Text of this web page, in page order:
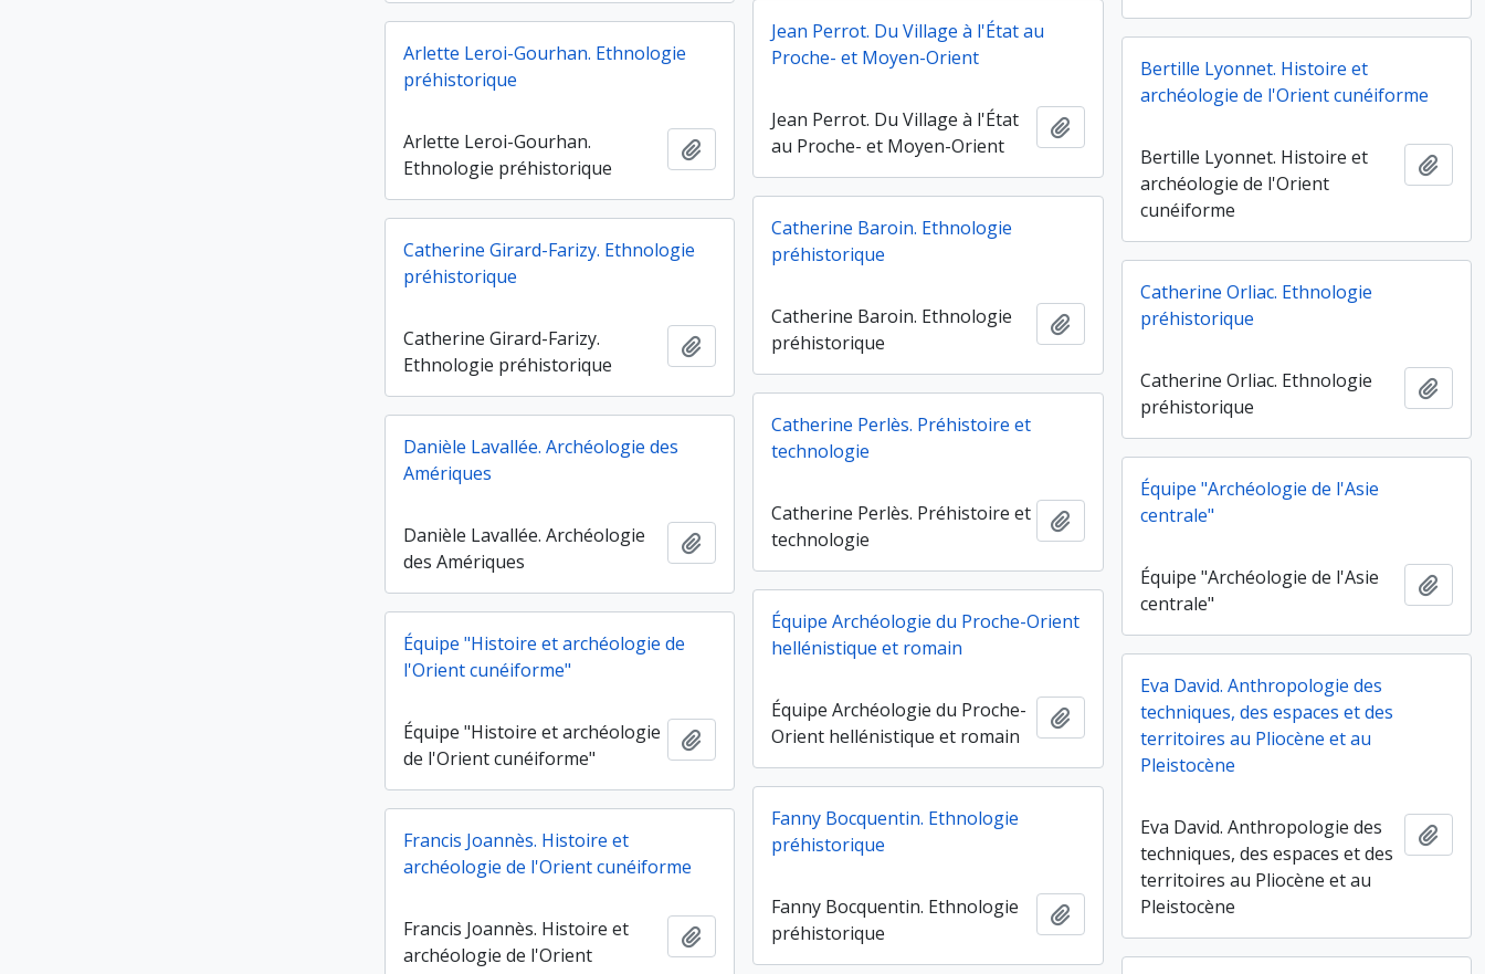
Jean Perrot. Du Village à l'État au
Proche- et Moyen-Orient
Jean Perrot. Du Village à l'État
au Proche- et Moyen-Orient
Ajouter au presse-papier
Arlette Leroi-Gourhan. Ethnologie
préhistorique
Arlette Leroi-Gourhan.
Ethnologie préhistorique
Ajouter au presse-papier
Bertille Lyonnet. Histoire et
archéologie de l'Orient cunéiforme
Bertille Lyonnet. Histoire et
archéologie de l'Orient
cunéiforme
Catherine Baroin. Ethnologie
préhistorique
Catherine Baroin. Ethnologie
préhistorique
Ajouter au presse-papier
Catherine Girard-Farizy. Ethnologie
préhistorique
Catherine Girard-Farizy.
Ethnologie préhistorique
Ajouter au presse-papier
Catherine Orliac. Ethnologie
préhistorique
Catherine Orliac. Ethnologie
préhistorique
Catherine Perlès. Préhistoire et
technologie
Catherine Perlès. Préhistoire et
technologie
Ajouter au presse-papier
Danièle Lavallée. Archéologie des
Amériques
Danièle Lavallée. Archéologie
des Amériques
Ajouter au presse-papier
Équipe "Archéologie de l'Asie
centrale"
Équipe "Archéologie de l'Asie
centrale"
Équipe Archéologie du Proche-Orient
hellénistique et romain
Équipe Archéologie du Proche-
Orient hellénistique et romain
Ajouter au presse-papier
Équipe "Histoire et archéologie de
l'Orient cunéiforme"
Équipe "Histoire et archéologie
de l'Orient cunéiforme"
Ajouter au presse-papier
Eva David. Anthropologie des
techniques, des espaces et des
territoires au Pliocène et au
Pleistocène
Eva David. Anthropologie des
techniques, des espaces et des
territoires au Pliocène et au
Pleistocène
Fanny Bocquentin. Ethnologie
préhistorique
Fanny Bocquentin. Ethnologie
préhistorique
Ajouter au presse-papier
Francis Joannès. Histoire et
archéologie de l'Orient cunéiforme
Francis Joannès. Histoire et
archéologie de l'Orient
Ajouter au presse-papier